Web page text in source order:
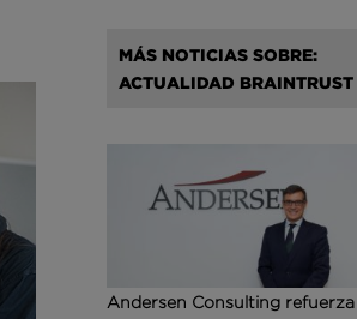
MÁS NOTICIAS SOBRE:
ACTUALIDAD BRAINTRUST
Andersen Consulting refuerza